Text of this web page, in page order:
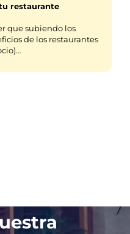
restaurante
que subiendo los
de los restaurantes